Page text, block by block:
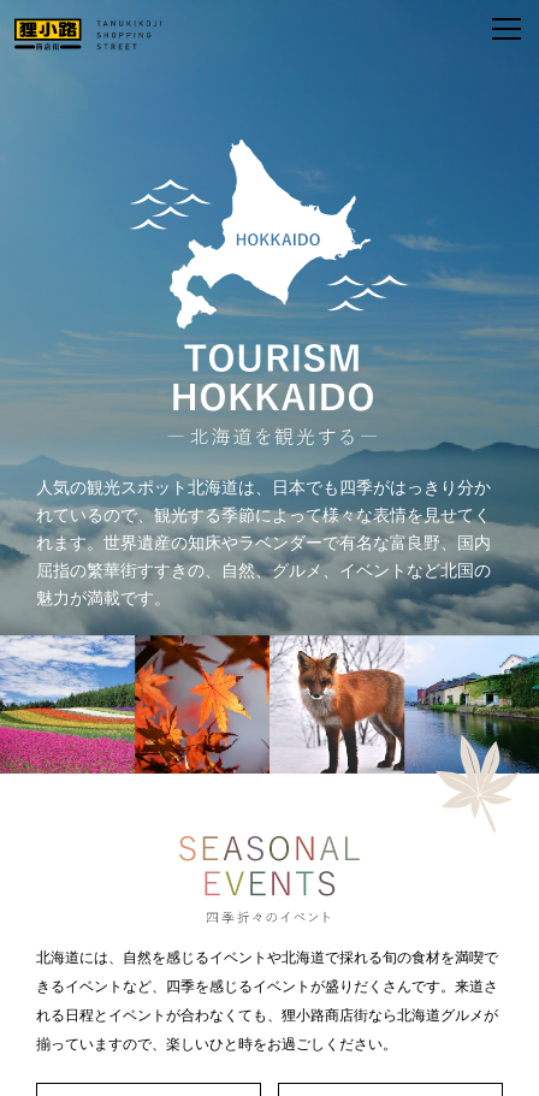
人気の観光スポット北海道は、日本でも四季がはっきり分か
れているので、観光する季節によって様々な表情を見せてく
れます。世界遺産の知床やラベンダーで有名な富良野、国内
屈指の繁華街すすきの、自然、グルメ、イベントなど北国の
魅力が満載です。
北海道には、自然を感じるイベントや北海道で採れる旬の食材を満喫で
きるイベントなど、四季を感じるイベントが盛りだくさんです。来道さ
れる日程とイベントが合わなくても、狸小路商店街なら北海道グルメが
揃っていますので、楽しいひと時をお過ごしください。